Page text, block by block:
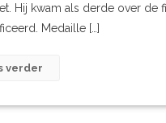
Hij kwam als derde over de
Medaille […]
verder